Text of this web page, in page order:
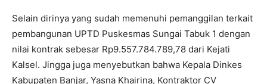
Selain dirinya yang sudah memenuhi pemanggilan terkait
pembangunan UPTD Puskesmas Sungai Tabuk 1 dengan
nilai kontrak sebesar Rp9.557.784.789,78 dari Kejati
Kalsel. Jingga juga menyebutkan bahwa Kepala Dinkes
Kabupaten Banjar, Yasna Khairina, Kontraktor CV